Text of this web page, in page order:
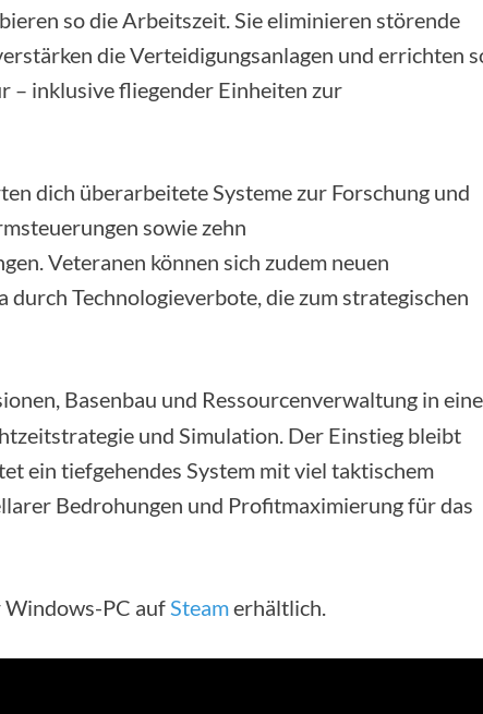
so die Arbeitszeit. Sie eliminieren störende
die Verteidigungsanlagen und errichten
– inklusive fliegender Einheiten zur
dich überarbeitete Systeme zur Forschung und
sowie zehn
Veteranen können sich zudem neuen
durch Technologieverbote, die zum strategischen
Basenbau und Ressourcenverwaltung in
und Simulation. Der Einstieg bleibt
ein tiefgehendes System mit viel taktischem
Bedrohungen und Profitmaximierung für das
PC aufSteamerhältlich.